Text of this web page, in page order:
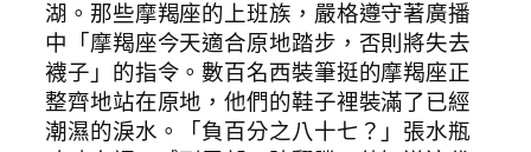
湖。那些摩羯座的上班族，嚴格遵守著廣播
中「摩羯座今天適合原地踏步，否則將失去
襪子」的指令。數百名西裝筆挺的摩羯座正
整齊地站在原地，他們的鞋子裡裝滿了已經
潮濕的淚水。「負百分之八十七？」張水瓶